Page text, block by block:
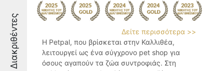
Διακριθέντες
Δείτε περισσότερα >>
Η Petpal, που βρίσκεται στην Καλλιθέα,
λειτουργεί ως ένα σύγχρονο pet shop για
όσους αγαπούν τα ζώα συντροφιάς. Στη